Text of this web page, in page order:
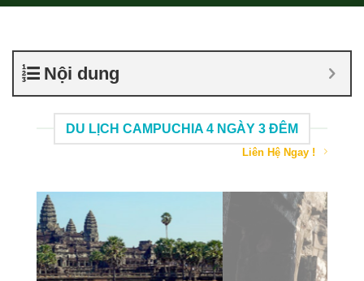
Nội dung
DU LỊCH CAMPUCHIA 4 NGÀY 3 ĐÊM
Liên Hệ Ngay !